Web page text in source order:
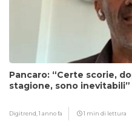
Pancaro: “Certe scorie,
stagione, sono inevitabili”
Digitrend,1 anno fa 1 min di lettura